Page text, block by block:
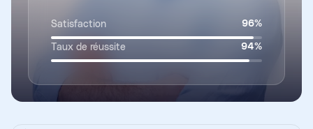
Satisfaction 96%
Taux de réussite 94%